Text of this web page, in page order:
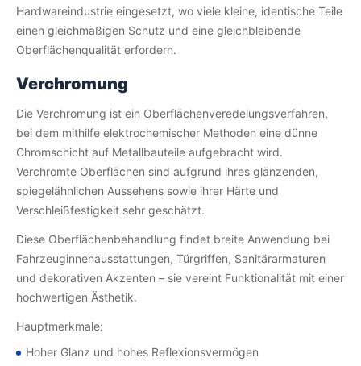
Hardwareindustrie eingesetzt, wo viele kleine, identische Teile
einen gleichmäßigen Schutz und eine gleichbleibende
Oberflächenqualität erfordern.
Verchromung
Die Verchromung ist ein Oberflächenveredelungsverfahren,
bei dem mithilfe elektrochemischer Methoden eine dünne
Chromschicht auf Metallbauteile aufgebracht wird.
Verchromte Oberflächen sind aufgrund ihres glänzenden,
spiegelähnlichen Aussehens sowie ihrer Härte und
Verschleißfestigkeit sehr geschätzt.
Diese Oberflächenbehandlung findet breite Anwendung bei
Fahrzeuginnenausstattungen, Türgriffen, Sanitärarmaturen
und dekorativen Akzenten – sie vereint Funktionalität mit einer
hochwertigen Ästhetik.
Hauptmerkmale:
Hoher Glanz und hohes Reflexionsvermögen